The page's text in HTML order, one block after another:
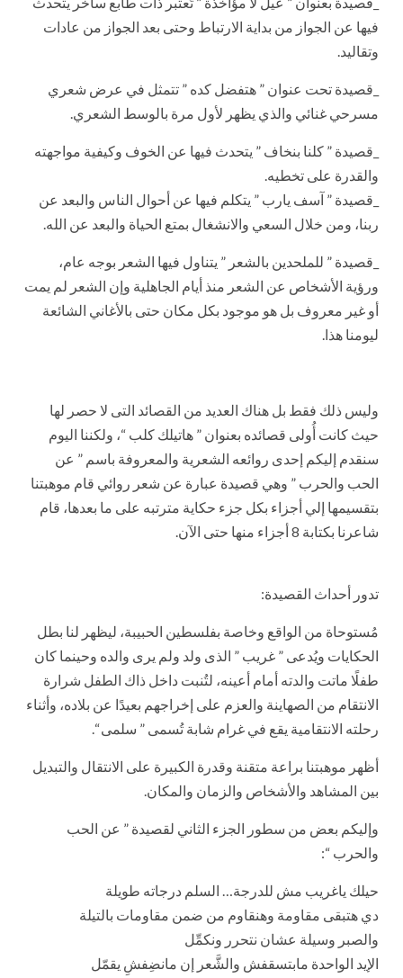
فيها عن الجواز من بداية الارتباط وحتى بعد الجواز من عادات
وتقاليد.
_قصيدة تحت عنوان ” هتفضل كده ” تتمثل في عرض شعري
مسرحي غنائي والذي يظهر لأول مرة بالوسط الشعري.
_قصيدة ” كلنا بنخاف ” يتحدث فيها عن الخوف وكيفية مواجهته
والقدرة على تخطيه.
_قصيدة ” آسف يارب ” يتكلم فيها عن أحوال الناس والبعد عن
ربنا، ومن خلال السعي والانشغال بمتع الحياة والبعد عن الله.
_قصيدة ” للملحدين بالشعر ” يتناول فيها الشعر بوجه عام،
ورؤية الأشخاص عن الشعر منذ أيام الجاهلية وإن الشعر لم يمت
أو غير معروف بل هو موجود بكل مكان حتى بالأغاني الشائعة
ليومنا هذا.
وليس ذلك فقط بل هناك العديد من القصائد التى لا حصر لها
حيث كانت أُولى قصائده بعنوان ” هاتيلك كلب “، ولكننا اليوم
سنقدم إليكم إحدى روائعه الشعرية والمعروفة باسم ” عن
الحب والحرب ” وهي قصيدة عبارة عن شعر روائي قام موهبتنا
بتقسيمها إلي أجزاء بكل جزء حكاية مترتبه على ما بعدها، قام
شاعرنا بكتابة 8 أجزاء منها حتى الآن.
تدور أحداث القصيدة:
مُستوحاة من الواقع وخاصة بفلسطين الحبيبة، ليظهر لنا بطل
الحكايات ويُدعى ” غريب ” الذى ولد ولم يرى والده وحينما كان
طفلًا ماتت والدته أمام أعينه، لتُنبت داخل ذاك الطفل شرارة
الانتقام من الصهاينة والعزم على إخراجهم بعيدًا عن بلاده، وأثناء
رحلته الانتقامية يقع في غرام شابة تُسمى ” سلمى “.
أظهر موهبتنا براعة متقنة وقدرة الكبيرة على الانتقال والتبديل
بين المشاهد والأشخاص والزمان والمكان.
وإليكم بعض من سطور الجزء الثاني لقصيدة ” عن الحب
والحرب “:
حيلك ياغريب مش للدرجة… السلم درجاته طويلة
دي هتبقى مقاومة وهنقاوم من ضمن مقاومات بالتيلة
والصبر وسيلة عشان نتحرر ونكمِّل
الإيد الواحدة مابتسقفش والشَّعر إن مانضِفشِ يقمّل